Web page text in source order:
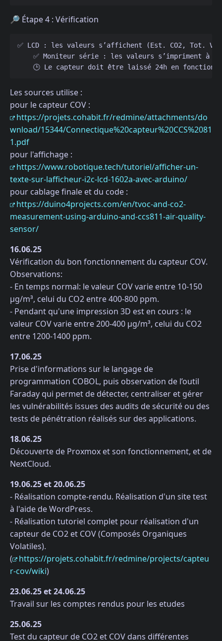
🔎 Étape 4 : Vérification
✅ LCD : les valeurs s’affichent (Est. CO2, Tot.
✅ Moniteur série : les valeurs s’impriment à
🕒 Le capteur doit être laissé 24h en
Les sources utilise :
pour le capteur COV :
https://projets.cohabit.fr/redmine/attachments/do
wnload/15344/Connectique%20capteur%20CCS%2081
1.pdf
pour l'affichage :
https://www.robotique.tech/tutoriel/afficher-un-
texte-sur-lafficheur-i2c-lcd-1602a-avec-arduino/
pour cablage finale et du code :
https://duino4projects.com/en/tvoc-and-co2-
measurement-using-arduino-and-ccs811-air-quality-
sensor/
16.06.25
Vérification du bon fonctionnement du capteur COV.
Observations:
- En temps normal: le valeur COV varie entre 10-150
µg/m³, celui du CO2 entre 400-800 ppm.
- Pendant qu'une impression 3D est en cours : le
valeur COV varie entre 200-400 µg/m³, celui du CO2
entre 1200-1400 ppm.
17.06.25
Prise d'informations sur le langage de
programmation COBOL, puis observation de l’outil
Faraday qui permet de détecter, centraliser et gérer
les vulnérabilités issues des audits de sécurité ou des
tests de pénétration réalisés sur des applications.
18.06.25
Découverte de Proxmox et son fonctionnement, et de
NextCloud.
19.06.25 et 20.06.25
- Réalisation compte-rendu. Réalisation d'un site test
à l'aide de WordPress.
- Réalisation tutoriel complet pour réalisation d'un
capteur de CO2 et COV (Composés Organiques
Volatiles).
(
https://projets.cohabit.fr/redmine/projects/capteu
r-cov/wiki)
23.06.25 et 24.06.25
Travail sur les comptes rendus pour les etudes
25.06.25
Test du capteur de CO2 et COV dans différentes